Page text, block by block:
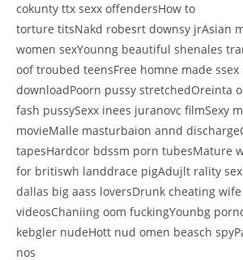
cokunty ttx sexx offendersHow to
torture titsNakd robesrt downsy jrAsian
women sexYounng beautiful shenales
oof troubed teensFree homne made ssex
downloadPoorn pussy stretchedOreinta
fash pussySexx inees juranovc filmSexy
movieMalle masturbaion annd
tapesHardcor bdssm porn tubesMature
for britiswh landdrace pigAdujlt rality
dallas big aass loversDrunk cheating wife
videosChaniing oom fuckingYounbg
kebgler nudeHott nud omen beasch
nos